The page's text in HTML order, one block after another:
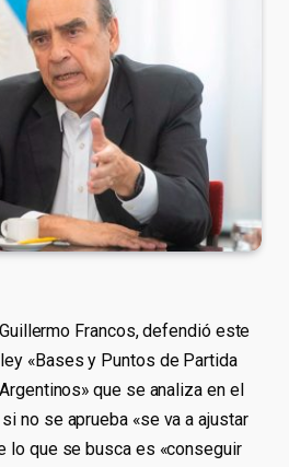
Francos, defendió este
«Bases y Puntos de Partida
que se analiza en el
no se aprueba «se va a ajustar
lo que se busca es «conseguir